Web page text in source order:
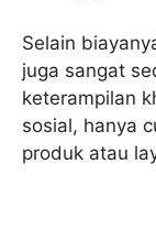
Selain
juga sangat
keterampilan
sosial, hanya
produk atau